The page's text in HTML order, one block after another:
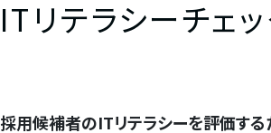
ITリテラシーチェ
採用候補者のITリテラシーを評価する